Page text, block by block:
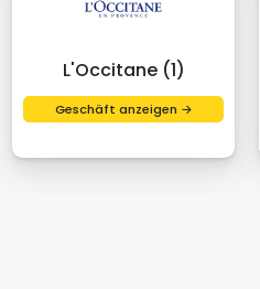
L'Occitane (1)
Geschäft anzeigen →